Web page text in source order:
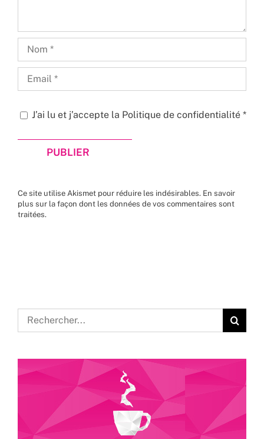
J’ai lu et j’accepte la Politique de confidentialité *
Ce site utilise Akismet pour réduire les indésirables. En savoir
plus sur la façon dont les données de vos commentaires sont
traitées.
Rechercher: